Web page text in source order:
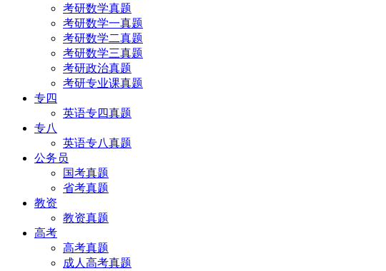
考研数学真题
考研数学一真题
考研数学二真题
考研数学三真题
考研政治真题
考研专业课真题
专四
英语专四真题
专八
英语专八真题
公务员
国考真题
省考真题
教资
教资真题
高考
高考真题
成人高考真题